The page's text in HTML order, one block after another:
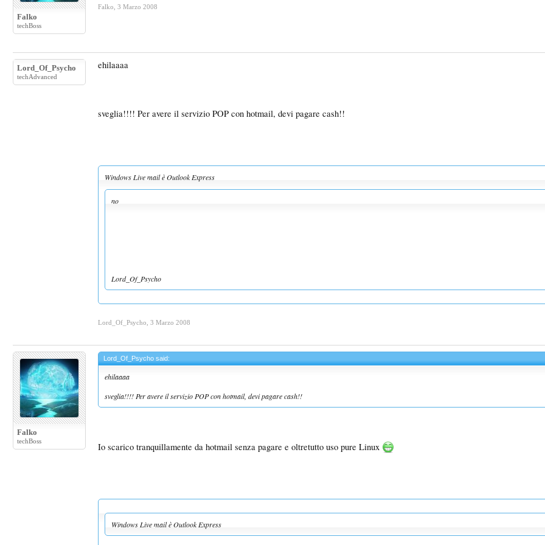
Falko
techBoss
Falko 3 Marzo 2008
Lord_Of_Psycho
techAdvanced
ehilaaaa
sveglia!!!! Per avere il servizio POP con hotmail, devi pagare cash!!
Windows Live mail è Outlook Express
no
Lord_Of_Psycho
Lord_Of_Psycho 3 Marzo 2008
Falko
techBoss
Lord_Of_Psycho said:
ehilaaaa
sveglia!!!! Per avere il servizio POP con hotmail, devi pagare cash!!
Io scarico tranquillamente da hotmail senza pagare e oltretutto uso pure Linux
Windows Live mail è Outlook Express